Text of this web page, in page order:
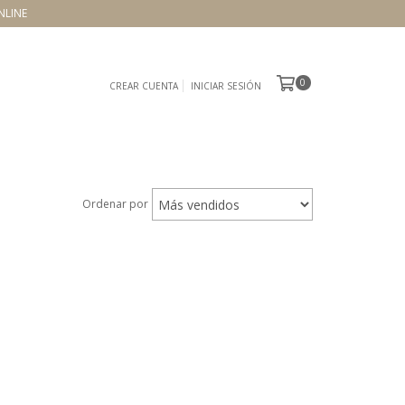
CREAR CUENTA INICIAR SESIÓN 0
Ordenar por